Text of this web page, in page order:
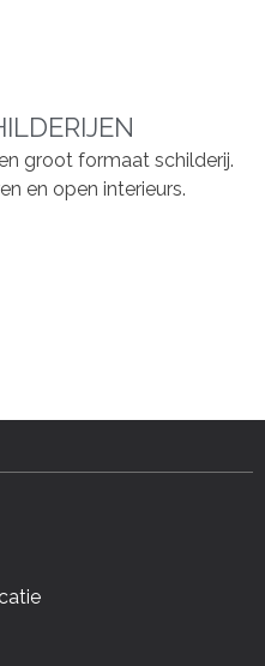
groot formaat schilderij.
en open interieurs.